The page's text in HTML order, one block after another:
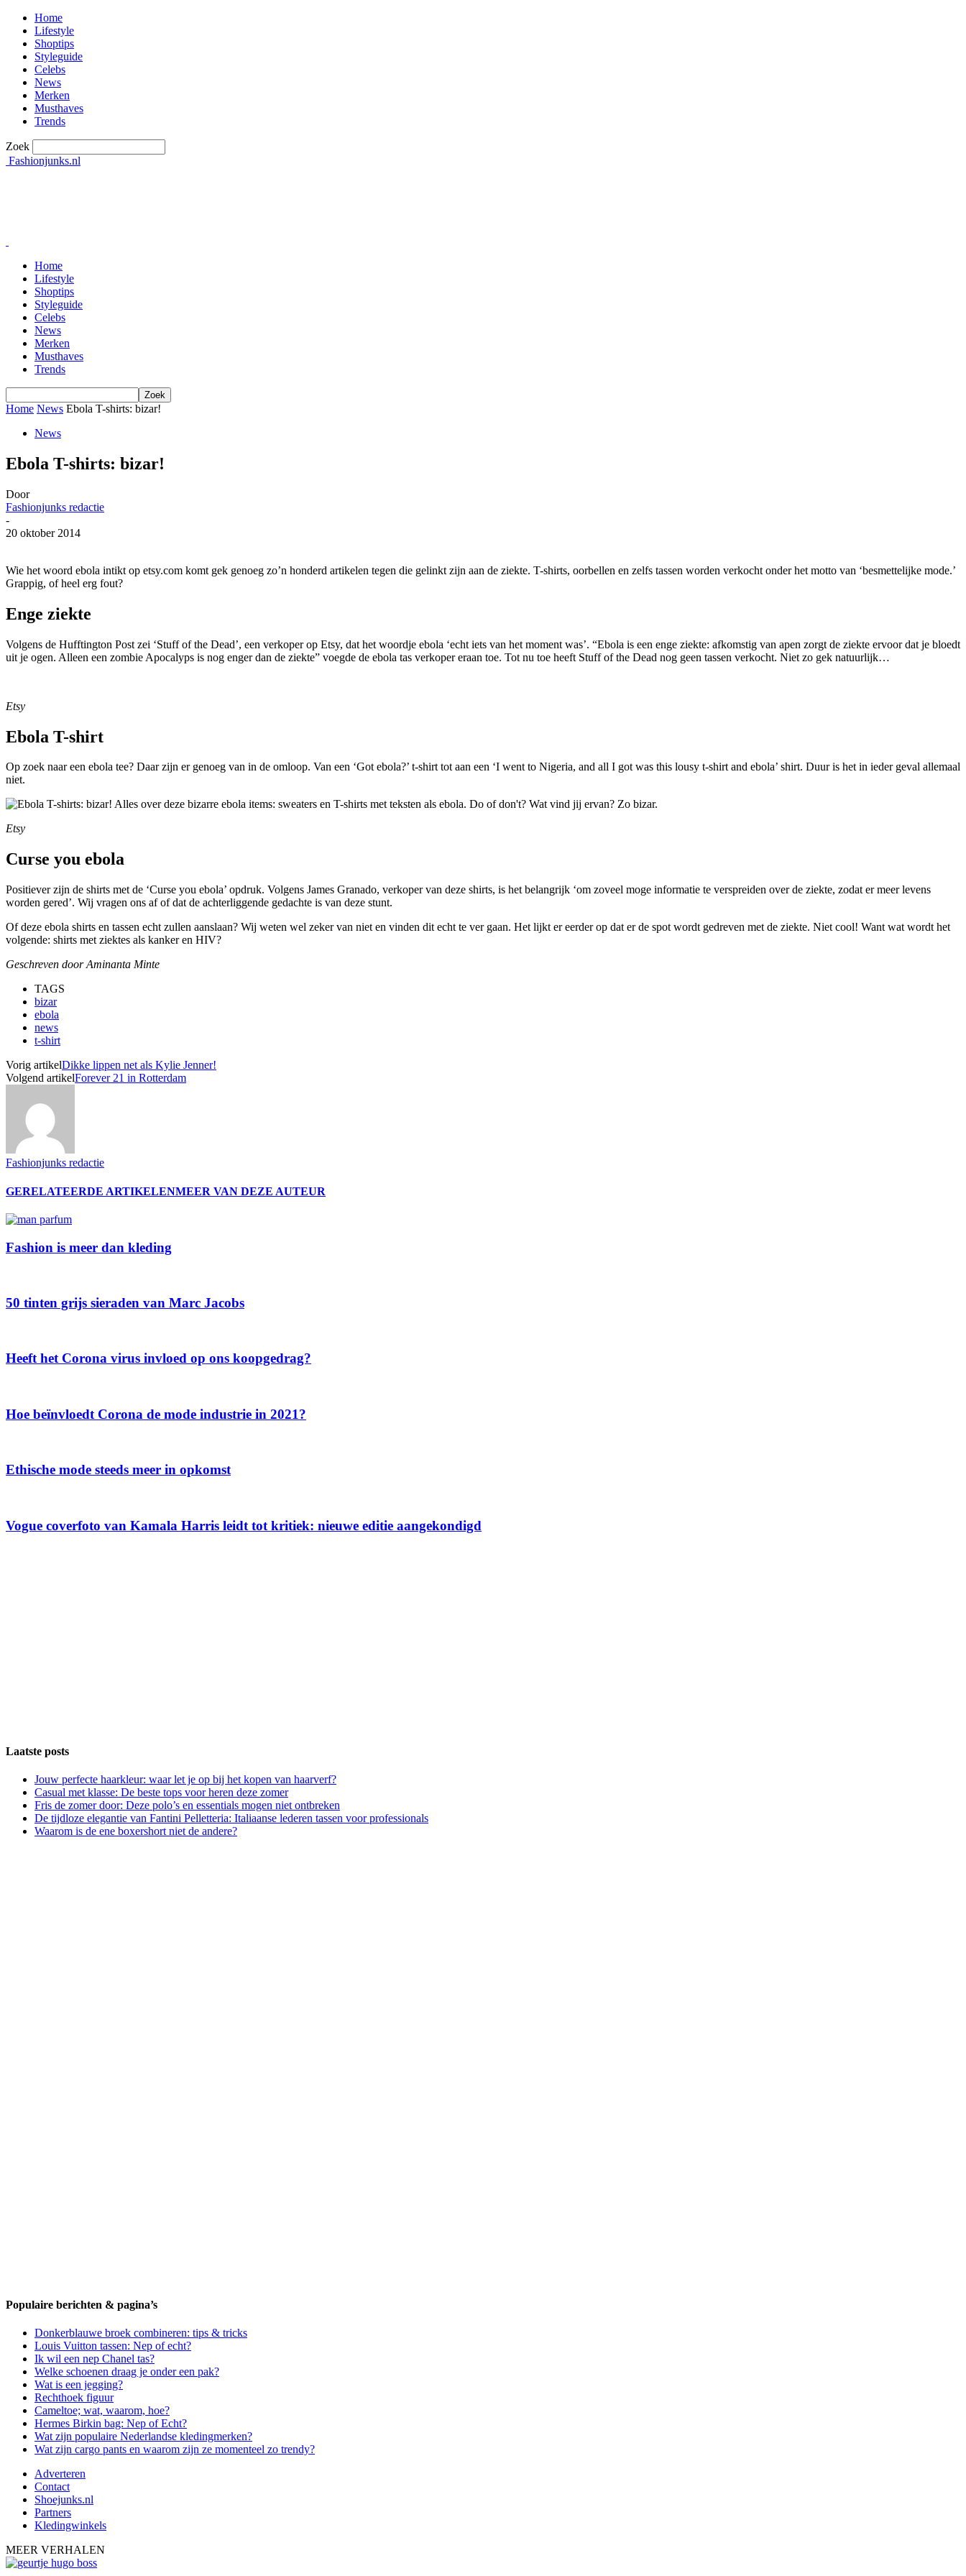
Home
Lifestyle
Shoptips
Styleguide
Celebs
News
Merken
Musthaves
Trends
Zoek
Fashionjunks.nl
Home
Lifestyle
Shoptips
Styleguide
Celebs
News
Merken
Musthaves
Trends
Home News Ebola T-shirts: bizar!
News
Ebola T-shirts: bizar!
Door
Fashionjunks redactie
-
20 oktober 2014
Wie het woord ebola intikt op etsy.com komt gek genoeg zo’n honderd artikelen tegen die gelinkt zijn aan de ziekte. T-shirts, oorbellen en zelfs tassen worden verkocht onder het motto van ‘besmettelijke mode.’
Grappig, of heel erg fout?
Enge ziekte
Volgens de Hufftington Post zei ‘Stuff of the Dead’, een verkoper op Etsy, dat het woordje ebola ‘echt iets van het moment was’. “Ebola is een enge ziekte: afkomstig van apen zorgt de ziekte ervoor dat je bloedt
uit je ogen. Alleen een zombie Apocalyps is nog enger dan de ziekte” voegde de ebola tas verkoper eraan toe. Tot nu toe heeft Stuff of the Dead nog geen tassen verkocht. Niet zo gek natuurlijk…
Etsy
Ebola T-shirt
Op zoek naar een ebola tee? Daar zijn er genoeg van in de omloop. Van een ‘Got ebola?’ t-shirt tot aan een ‘I went to Nigeria, and all I got was this lousy t-shirt and ebola’ shirt. Duur is het in ieder geval allemaal
niet.
Etsy
Curse you ebola
Positiever zijn de shirts met de ‘Curse you ebola’ opdruk. Volgens James Granado, verkoper van deze shirts, is het belangrijk ‘om zoveel moge informatie te verspreiden over de ziekte, zodat er meer levens
worden gered’. Wij vragen ons af of dat de achterliggende gedachte is van deze stunt.
Of deze ebola shirts en tassen echt zullen aanslaan? Wij weten wel zeker van niet en vinden dit echt te ver gaan. Het lijkt er eerder op dat er de spot wordt gedreven met de ziekte. Niet cool! Want wat wordt het
volgende: shirts met ziektes als kanker en HIV?
Geschreven door Aminanta Minte
TAGS
bizar
ebola
news
t-shirt
Vorig artikelDikke lippen net als Kylie Jenner!
Volgend artikelForever 21 in Rotterdam
Fashionjunks redactie
GERELATEERDE ARTIKELENMEER VAN DEZE AUTEUR
Fashion is meer dan kleding
50 tinten grijs sieraden van Marc Jacobs
Heeft het Corona virus invloed op ons koopgedrag?
Hoe beïnvloedt Corona de mode industrie in 2021?
Ethische mode steeds meer in opkomst
Vogue coverfoto van Kamala Harris leidt tot kritiek: nieuwe editie aangekondigd
Laatste posts
Jouw perfecte haarkleur: waar let je op bij het kopen van haarverf?
Casual met klasse: De beste tops voor heren deze zomer
Fris de zomer door: Deze polo’s en essentials mogen niet ontbreken
De tijdloze elegantie van Fantini Pelletteria: Italiaanse lederen tassen voor professionals
Waarom is de ene boxershort niet de andere?
Populaire berichten & pagina’s
Donkerblauwe broek combineren: tips & tricks
Louis Vuitton tassen: Nep of echt?
Ik wil een nep Chanel tas?
Welke schoenen draag je onder een pak?
Wat is een jegging?
Rechthoek figuur
Cameltoe; wat, waarom, hoe?
Hermes Birkin bag: Nep of Echt?
Wat zijn populaire Nederlandse kledingmerken?
Wat zijn cargo pants en waarom zijn ze momenteel zo trendy?
Adverteren
Contact
Shoejunks.nl
Partners
Kledingwinkels
MEER VERHALEN